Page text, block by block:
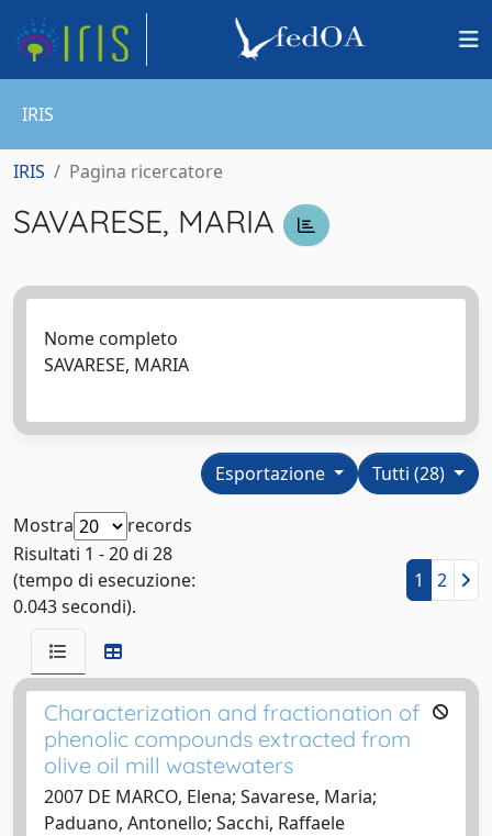
IRIS
IRIS Pagina ricercatore
SAVARESE, MARIA
Nome completo
SAVARESE, MARIA
Tutti (28)
Esportazione
Mostra
records
Risultati 1 - 20 di 28
(tempo di esecuzione:
0.043 secondi).
1 2
Characterization and fractionation of
phenolic compounds extracted from
olive oil mill wastewaters
2007 DE MARCO, Elena; Savarese, Maria;
Paduano, Antonello; Sacchi, Raffaele